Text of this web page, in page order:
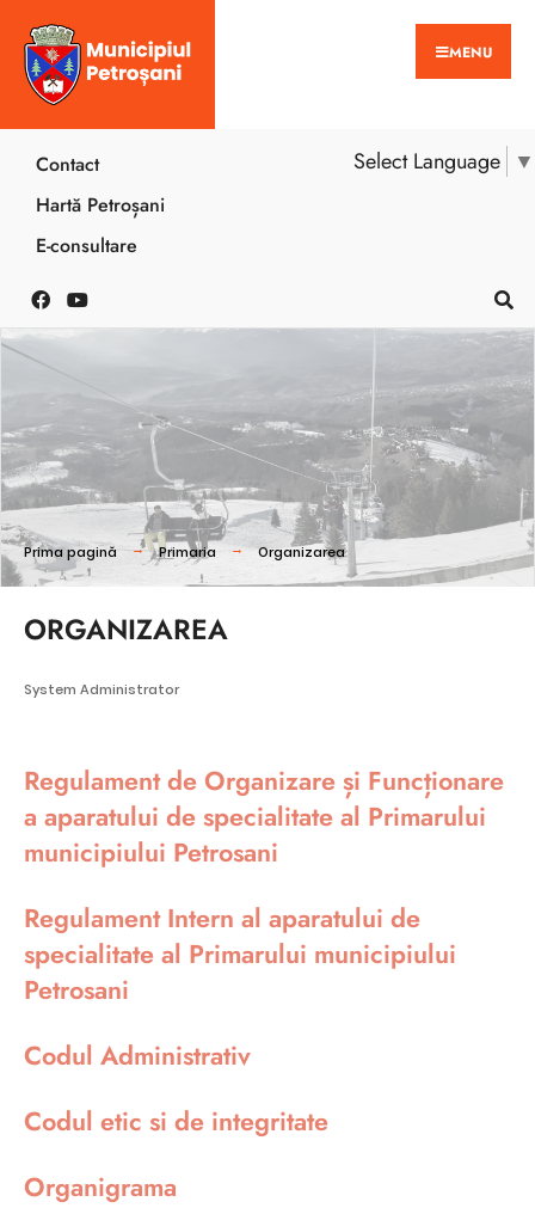
MENU
Select Language ▼
Contact
Hartă Petroșani
E-consultare
Prima pagină Primaria Organizarea
ORGANIZAREA
System Administrator
Regulament de Organizare și Funcționare
a aparatului de specialitate al Primarului
municipiului Petrosani
Regulament Intern al aparatului de
specialitate al Primarului municipiului
Petrosani
Codul Administrativ
Codul etic si de integritate
Organigrama